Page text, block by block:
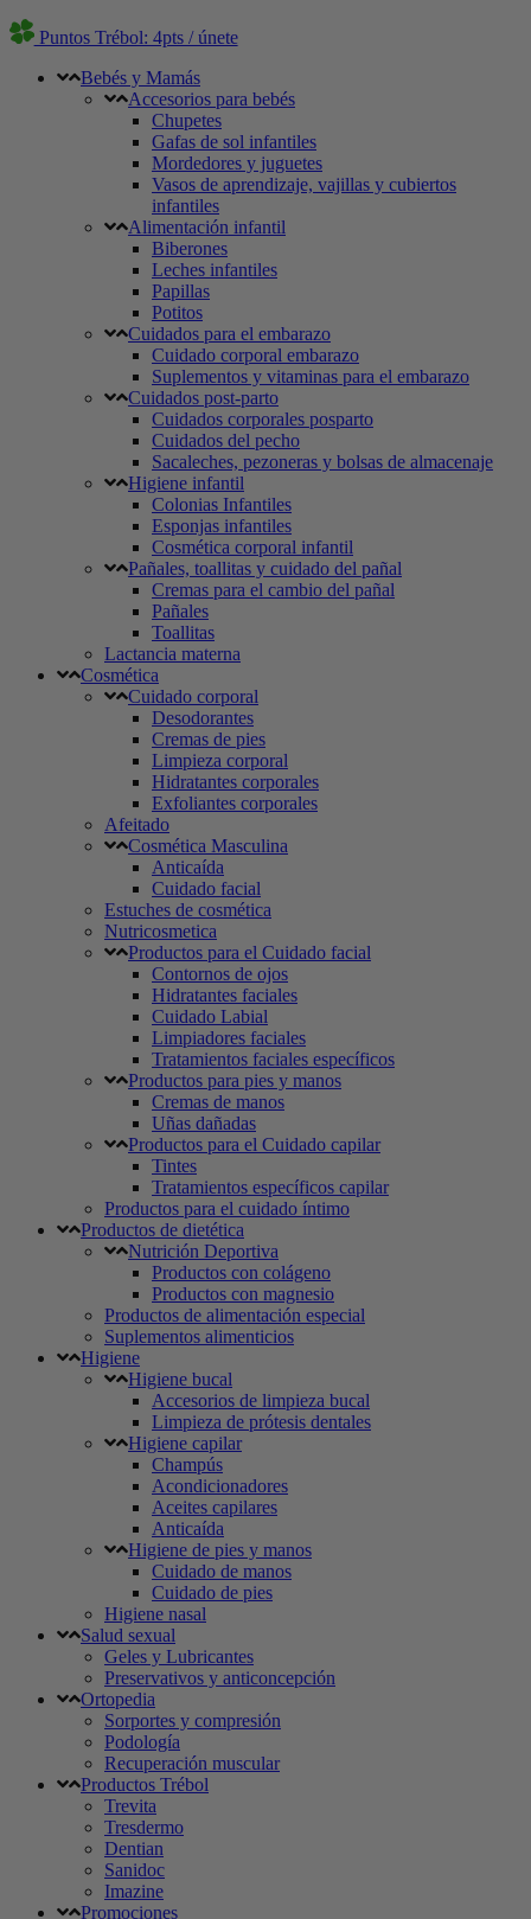
Puntos Trébol: 4pts / únete
Bebés y Mamás
Accesorios para bebés
Chupetes
Gafas de sol infantiles
Mordedores y juguetes
Vasos de aprendizaje, vajillas y cubiertos
infantiles
Alimentación infantil
Biberones
Leches infantiles
Papillas
Potitos
Cuidados para el embarazo
Cuidado corporal embarazo
Suplementos y vitaminas para el embarazo
Cuidados post-parto
Cuidados corporales posparto
Cuidados del pecho
Sacaleches, pezoneras y bolsas de almacenaje
Higiene infantil
Colonias Infantiles
Esponjas infantiles
Cosmética corporal infantil
Pañales, toallitas y cuidado del pañal
Cremas para el cambio del pañal
Pañales
Toallitas
Lactancia materna
Cosmética
Cuidado corporal
Desodorantes
Cremas de pies
Limpieza corporal
Hidratantes corporales
Exfoliantes corporales
Afeitado
Cosmética Masculina
Anticaída
Cuidado facial
Estuches de cosmética
Nutricosmetica
Productos para el Cuidado facial
Contornos de ojos
Hidratantes faciales
Cuidado Labial
Limpiadores faciales
Tratamientos faciales específicos
Productos para pies y manos
Cremas de manos
Uñas dañadas
Productos para el Cuidado capilar
Tintes
Tratamientos específicos capilar
Productos para el cuidado íntimo
Productos de dietética
Nutrición Deportiva
Productos con colágeno
Productos con magnesio
Productos de alimentación especial
Suplementos alimenticios
Higiene
Higiene bucal
Accesorios de limpieza bucal
Limpieza de prótesis dentales
Higiene capilar
Champús
Acondicionadores
Aceites capilares
Anticaída
Higiene de pies y manos
Cuidado de manos
Cuidado de pies
Higiene nasal
Salud sexual
Geles y Lubricantes
Preservativos y anticoncepción
Ortopedia
Sorportes y compresión
Podología
Recuperación muscular
Productos Trébol
Trevita
Tresdermo
Dentian
Sanidoc
Imazine
Promociones